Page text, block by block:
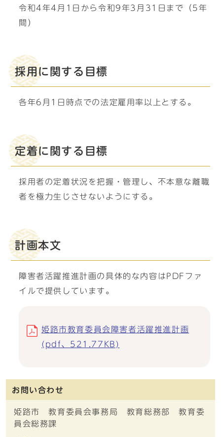
令和4年4月1日から令和9年3月31日まで（5年
間）
採用に関する目標
各年6月1日時点での法定雇用率以上とする。
定着に関する目標
採用者の定着状況を把握・管理し、不本意な離職
者を極力生じさせないようにする。
計画本文
障害者活躍推進計画の具体的な内容はPDFファ
イルで提供しています。
姫路市教育委員会障害者活躍推進計画
(pdf、521.77KB)
お問い合わせ
姫路市 教育委員会事務局 教育総務部 教育委
員会総務課